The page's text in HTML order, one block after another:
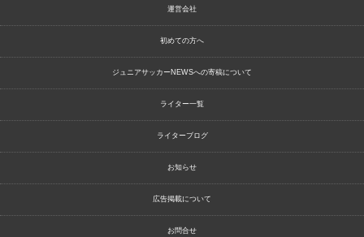
運営会社
初めての方へ
ジュニアサッカーNEWSへの寄稿について
ライター一覧
ライターブログ
お知らせ
広告掲載について
お問合せ